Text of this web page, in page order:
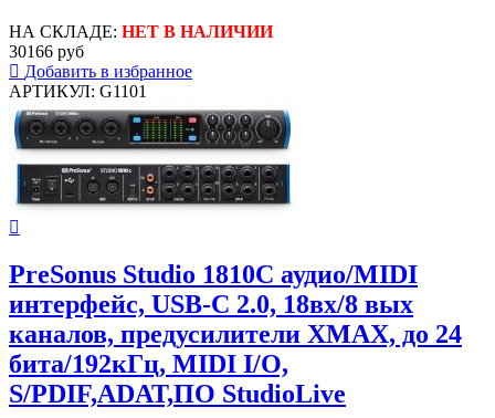
НА СКЛАДЕ: НЕТ В НАЛИЧИИ
30166 руб
Добавить в избранное
АРТИКУЛ: G1101
PreSonus Studio 1810C аудио/MIDI
интерфейс, USB-C 2.0, 18вх/8 вых
каналов, предусилители XMAX, до 24
бита/192кГц, MIDI I/O,
S/PDIF,ADAT,ПО StudioLive